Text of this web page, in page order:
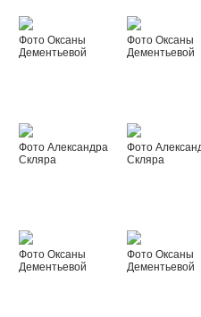
Фото Оксаны
Дементьевой
Фото Оксаны
Дементьевой
Фото Александра
Скляра
Фото
Скляра
Фото Оксаны
Дементьевой
Фото Оксаны
Дементьевой